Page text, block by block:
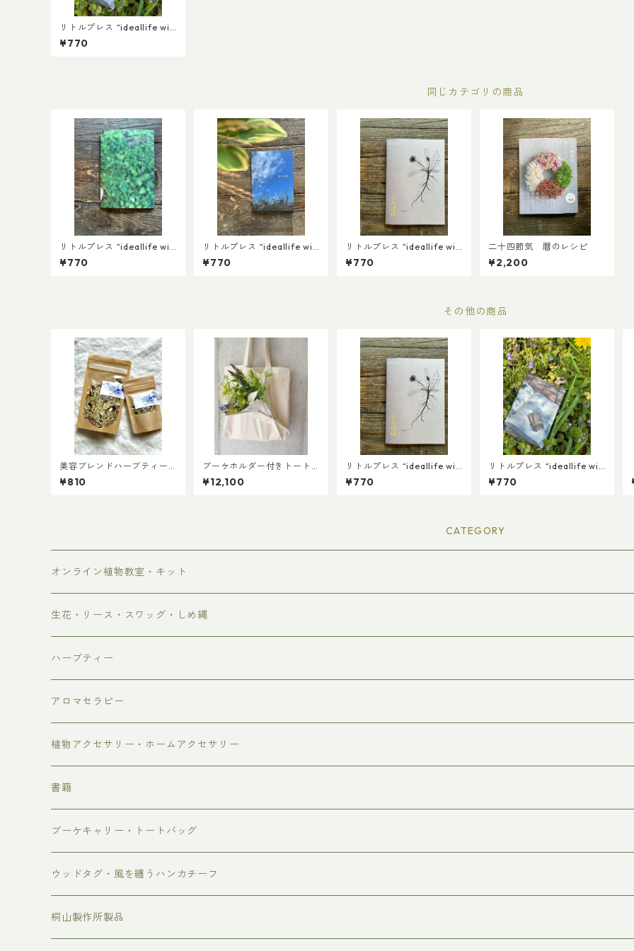
リトルプレス “ideallife wit
h plants ” 16号 『植物の名
前』
¥770
同じカテゴリの商品
リトルプレス “ideallife wit
h plants ” 18号「植物とおま
じない」
¥770
リトルプレス “ideallife wit
h plants ” 17号 『秋の七
草』
¥770
リトルプレス “ideallife wit
h plants ” 15号 『たんぽ
ぽ』
¥770
二十四節気 暦のレシピ
¥2,200
その他の商品
美容ブレンドハーブティーS
サイズ
¥810
ブーケホルダー付きトート
バッグ
¥12,100
リトルプレス “ideallife wit
h plants ” 15号 『たんぽ
ぽ』
¥770
リトルプレス “ideallife wit
h plants ” 16号 『植物の名
前』
¥770
CATEGORY
オンライン植物教室・キット
生花・リース・スワッグ・しめ縄
生花
リース・スワッグ
しめ縄飾り、お正月飾り、お正月のお花
2026年母の日
4/30-5/3着 母の日 早め到着便 10%OFF
5/7-5/9着 母の日通常便
ハーブティー
アロマセラピー
芳香蒸留水
ブレンド精油
植物アクセサリー・ホームアクセサリー
書籍
ブーケキャリー・トートバッグ
ウッドタグ・風を纏うハンカチーフ
桐山製作所製品